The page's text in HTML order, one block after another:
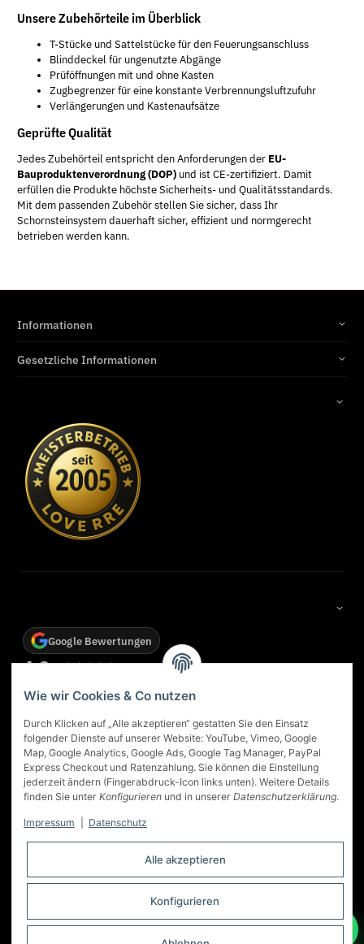
Wie wir Cookies & Co nutzen
Durch Klicken auf „Alle akzeptieren“ gestatten Sie den Einsatz
folgender Dienste auf unserer Website: YouTube, Vimeo, Google
Map, Google Analytics, Google Ads, Google Tag Manager, PayPal
Express Checkout und Ratenzahlung. Sie können die Einstellung
jederzeit ändern (Fingerabdruck-Icon links unten). Weitere Details
finden Sie unter Konfigurieren und in unserer Datenschutzerklärung.
Impressum Datenschutz
Alle akzeptieren
Konfigurieren
Unsere Zubehörteile im Überblick
T-Stücke und Sattelstücke für den Feuerungsanschluss
Blinddeckel für ungenutzte Abgänge
Prüföffnungen mit und ohne Kasten
Zugbegrenzer für eine konstante Verbrennungsluftzufuhr
Verlängerungen und Kastenaufsätze
Geprüfte Qualität
Jedes Zubehörteil entspricht den Anforderungen der EU-
Bauproduktenverordnung (DOP) und ist CE-zertifiziert. Damit
erfüllen die Produkte höchste Sicherheits- und Qualitätsstandards.
Mit dem passenden Zubehör stellen Sie sicher, dass Ihr
Schornsteinsystem dauerhaft sicher, effizient und normgerecht
betrieben werden kann.
Informationen
Gesetzliche Informationen
Google Bewertungen
4,9 ★★★★★Basierend auf 83 Google-Rezensionen
Georg Oltersdorf ★★★★★
Das Kaminstudio in Dortmund ist eine gute Adresse für ein
Ofen Kauf. Sehr gute Beratung. Der Ofen, der uns
empfohlen wurde, ist genau der richtige gewesen... wir
sind sehr zufrieden. Auch die Lieferung, Montage und
Einweisung hat super geklappt.
vom 17.03.2026